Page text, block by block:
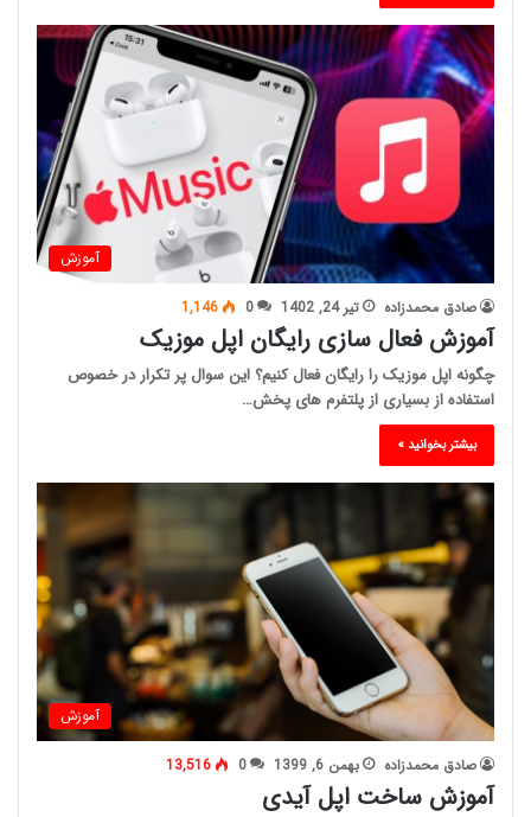
آموزش
صادق محمدزاده تیر 24, 1402 0
1,146
آموزش فعال سازی رایگان اپل موزیک
چگونه اپل موزیک را رایگان فعال کنیم؟ این سوال پر تکرار در خصوص
استفاده از بسیاری از پلتفرم های پخش…
بیشتر بخوانید »
آموزش
صادق محمدزاده بهمن 6, 1399 0
13,516
آموزش ساخت اپل آیدی